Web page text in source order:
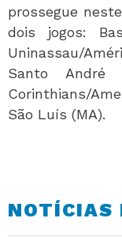
prossegue
dois jogos:
Uninassau/
Santo André
Corinthians/
São Luís (MA).
NOTÍCIAS